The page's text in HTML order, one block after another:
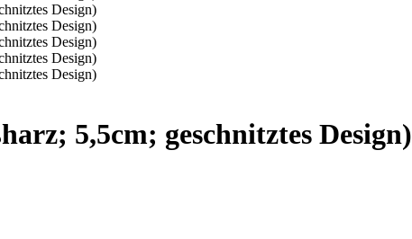
5,5cm; geschnitztes Design)